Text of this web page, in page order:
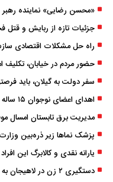
«محسن رضایی» نماینده
حضور مردم در خیابان، تکلیف
اهدای اعضای نوجوان ۱۵ ساله در گیلان؛ سه بیمار زندگی دوباره یافتند
مدیریت برق تابستان امسال
یارانه نقدی و کالابرگ این